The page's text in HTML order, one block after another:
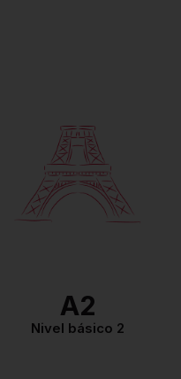
A2
Nivel básico 2
Puede argumentar para
dar su opinión,
desarrollar su punto de
vista y sus conocimientos